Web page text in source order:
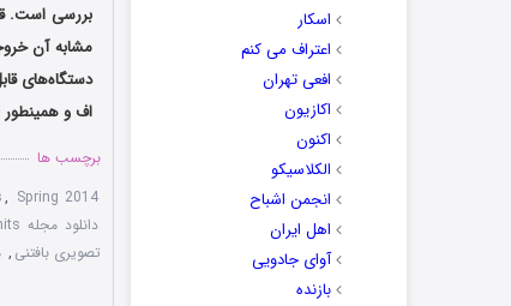
اسکار
اعتراف می کنم
افعی تهران
اکازیون
اکنون
الکلاسیکو
انجمن اشباح
اهل ایران
آوای جادویی
بازنده
بررسی است.
مشابه آن
دستگاه‌های
اف و همینطور
برچسب ها
, Spring 2014
دانلود مجله Interweave Knits
تصویری بافتنی ,